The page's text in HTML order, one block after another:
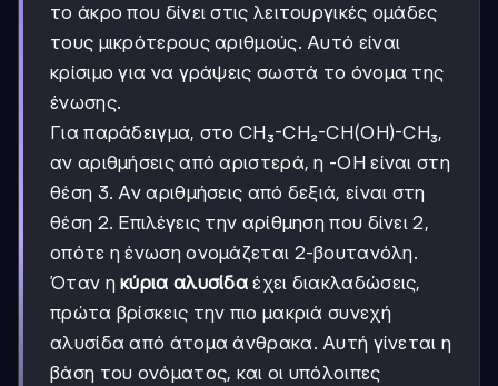
το άκρο που δίνει στις λειτουργικές ομάδες
τους μικρότερους αριθμούς. Αυτό είναι
κρίσιμο για να γράψεις σωστά το όνομα της
ένωσης.
Για παράδειγμα, στο CH₃-CH₂-CH(OH)-CH₃,
αν αριθμήσεις από αριστερά, η -OH είναι στη
θέση 3. Αν αριθμήσεις από δεξιά, είναι στη
θέση 2. Επιλέγεις την αρίθμηση που δίνει 2,
οπότε η ένωση ονομάζεται 2-βουτανόλη.
Όταν ηκύρια αλυσίδα έχει διακλαδώσεις,
πρώτα βρίσκεις την πιο μακριά συνεχή
αλυσίδα από άτομα άνθρακα. Αυτή γίνεται η
βάση του ονόματος, και οι υπόλοιπες